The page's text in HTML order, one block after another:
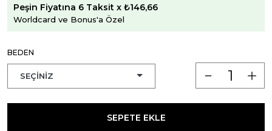
Peşin Fiyatına 6 Taksit x ₺146,66
Worldcard ve Bonus'a Özel
BEDEN
SEPETE EKLE